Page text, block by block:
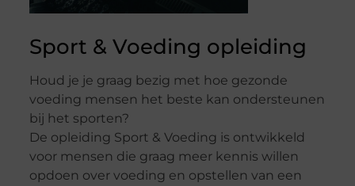
Sport & Voeding opleiding
Houd je je graag bezig met hoe gezonde
voeding mensen het beste kan ondersteunen
bij het sporten?
De opleiding Sport & Voeding is ontwikkeld
voor mensen die graag meer kennis willen
opdoen over voeding en opstellen van een